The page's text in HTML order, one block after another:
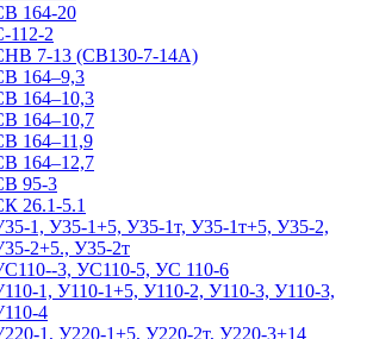
164-20
112-2
7-13 (СВ130-7-14А)
164–9,3
164–10,3
164–10,7
164–11,9
164–12,7
95-3
26.1-5.1
1, У35-1+5, У35-1т, У35-1т+5, У35-2,
2+5., У35-2т
3, УС110-5, УС 110-6
1, У110-1+5, У110-2, У110-3, У110-3,
4
1, У220-1+5, У220-2т, У220-3+14